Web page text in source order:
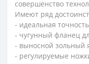
совершенство
Имеют ряд
- идеальная
- чугунный фланец
- выносной зольный
- регулируемые